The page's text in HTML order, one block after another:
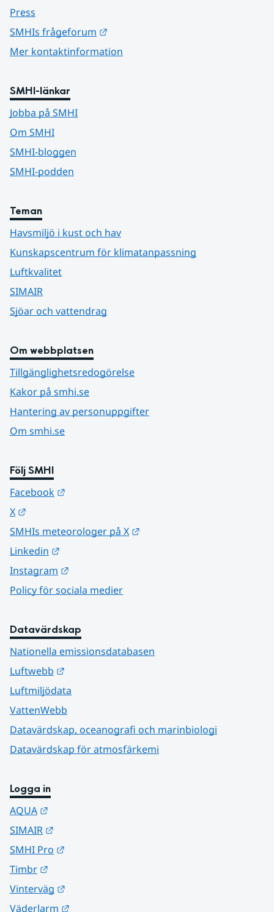
Press
SMHIs frågeforum
Mer kontaktinformation
SMHI-länkar
Jobba på SMHI
Om SMHI
SMHI-bloggen
SMHI-podden
Teman
Havsmiljö i kust och hav
Kunskapscentrum för klimatanpassning
Luftkvalitet
SIMAIR
Sjöar och vattendrag
Om webbplatsen
Tillgänglighetsredogörelse
Kakor på smhi.se
Hantering av personuppgifter
Om smhi.se
Följ SMHI
Facebook
X
SMHIs meteorologer på X
Linkedin
Instagram
Policy för sociala medier
Datavärdskap
Nationella emissionsdatabasen
Luftwebb
Luftmiljödata
VattenWebb
Datavärdskap, oceanografi och marinbiologi
Datavärdskap för atmosfärkemi
Logga in
AQUA
SIMAIR
SMHI Pro
Timbr
Vinterväg
Väderlarm